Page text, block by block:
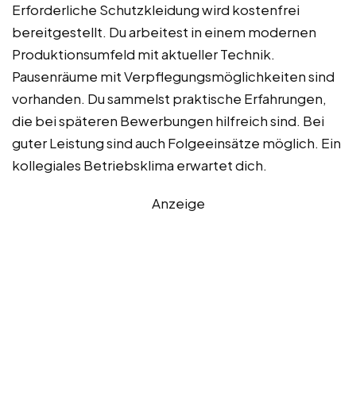
Erforderliche Schutzkleidung wird kostenfrei
bereitgestellt. Du arbeitest in einem modernen
Produktionsumfeld mit aktueller Technik.
Pausenräume mit Verpflegungsmöglichkeiten sind
vorhanden. Du sammelst praktische Erfahrungen,
die bei späteren Bewerbungen hilfreich sind. Bei
guter Leistung sind auch Folgeeinsätze möglich. Ein
kollegiales Betriebsklima erwartet dich.
Anzeige